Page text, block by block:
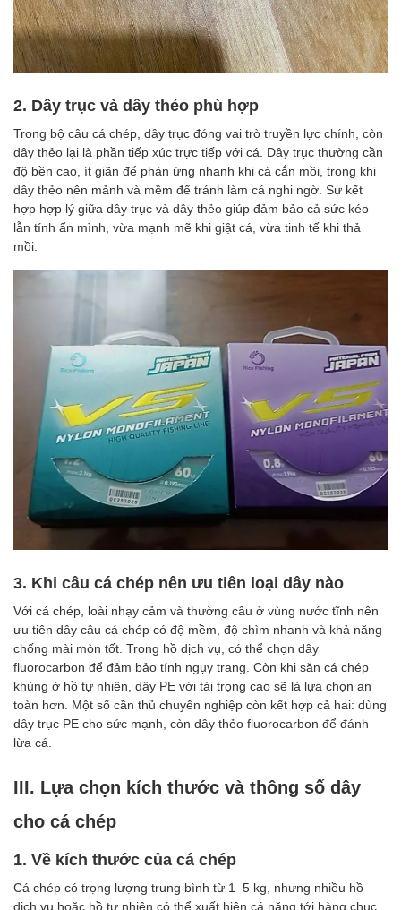
2. Dây trục và dây thẻo phù hợp
Trong bộ câu cá chép, dây trục đóng vai trò truyền lực chính, còn
dây thẻo lại là phần tiếp xúc trực tiếp với cá. Dây trục thường cần
độ bền cao, ít giãn để phản ứng nhanh khi cá cắn mồi, trong khi
dây thẻo nên mảnh và mềm để tránh làm cá nghi ngờ. Sự kết
hợp hợp lý giữa dây trục và dây thẻo giúp đảm bảo cả sức kéo
lẫn tính ẩn mình, vừa mạnh mẽ khi giật cá, vừa tinh tế khi thả
mồi.
3. Khi câu cá chép nên ưu tiên loại dây nào
Với cá chép, loài nhạy cảm và thường câu ở vùng nước tĩnh nên
ưu tiên dây câu cá chép có độ mềm, độ chìm nhanh và khả năng
chống mài mòn tốt. Trong hồ dịch vụ, có thể chọn dây
fluorocarbon để đảm bảo tính ngụy trang. Còn khi săn cá chép
khủng ở hồ tự nhiên, dây PE với tải trọng cao sẽ là lựa chọn an
toàn hơn. Một số cần thủ chuyên nghiệp còn kết hợp cả hai: dùng
dây trục PE cho sức mạnh, còn dây thẻo fluorocarbon để đánh
lừa cá.
III. Lựa chọn kích thước và thông số dây
cho cá chép
1. Về kích thước của cá chép
Cá chép có trọng lượng trung bình từ 1–5 kg, nhưng nhiều hồ
dịch vụ hoặc hồ tự nhiên có thể xuất hiện cá nặng tới hàng chục